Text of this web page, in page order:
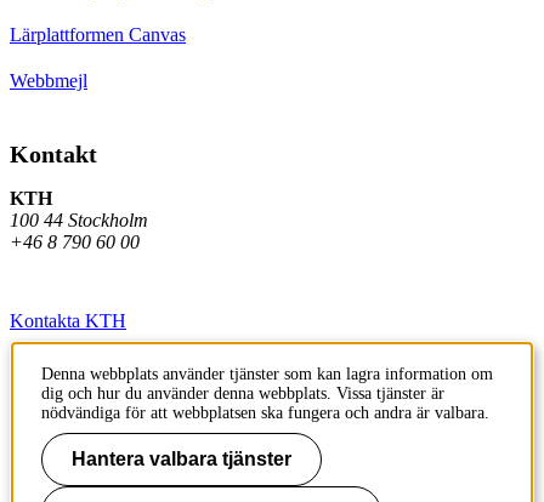
Lärplattformen Canvas
Webbmejl
Kontakt
KTH
100 44 Stockholm
+46 8 790 60 00
Kontakta KTH
Jobba på KTH
Press och media
Faktura och betalning KTH
Denna webbplats använder tjänster som kan lagra information om
dig och hur du använder denna webbplats. Vissa tjänster är
nödvändiga för att webbplatsen ska fungera och andra är valbara.
Hantera valbara tjänster